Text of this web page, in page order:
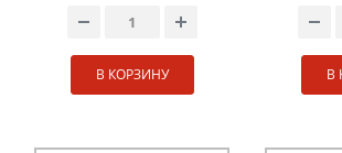
В КОРЗИНУ В